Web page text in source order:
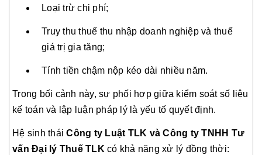
Loại trừ chi phí;
Truy thu thuế thu nhập doanh nghiệp và thuế
giá trị gia tăng;
Tính tiền chậm nộp kéo dài nhiều năm.
Trong bối cảnh này, sự phối hợp giữa kiểm soát số liệu
kế toán và lập luận pháp lý là yếu tố quyết định.
Hệ sinh tháiCông ty Luật TLK và Công ty TNHH Tư
vấn Đại lý Thuế TLK có khả năng xử lý đồng thời: